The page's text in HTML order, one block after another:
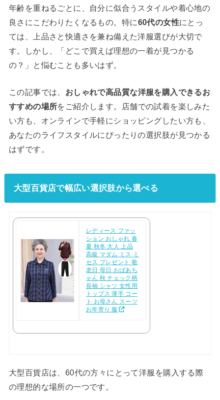
年齢を重ねるごとに、自分に似合うスタイルや着心地の
良さにこだわりたくなるもの。特に60代の女性にとっ
ては、上品さと快適さを兼ね備えた洋服選びが大切で
す。しかし、「どこで買えば理想の一着が見つかる
の？」と悩むことも多いはず。
この記事では、 おしゃれで高品質な洋服を購入できるお
すすめの場所をご紹介します。店舗での試着を楽しみた
い方も、オンラインで手軽にショッピングしたい方も、
あなたのライフスタイルにぴったりの選択肢が見つかる
はずです。
大型百貨店で幅広い選択肢から選べる
レディース ファッ
ション おしゃれ 春
夏 秋冬 大人 上品
高級 マダム ミス ミ
セス プレゼント 敬
老日 母日 おばあち
ゃん 秋 チェック柄
長袖 シャツ 女性用
トップス 薄手 コー
ト お母さん スーツ
お年寄り 服
大型百貨店は、60代の方々にとって洋服を購入する際
の理想的な場所の一つです。